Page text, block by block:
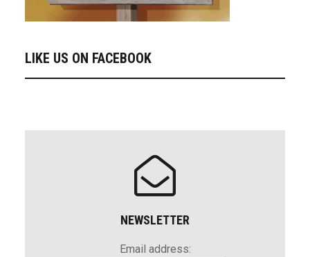
LIKE US ON FACEBOOK
NEWSLETTER
Email address: